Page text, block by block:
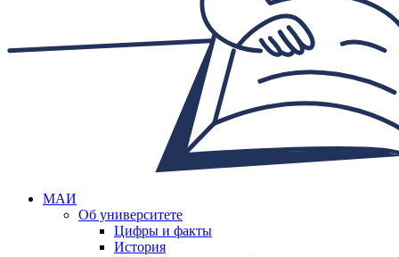
МАИ
Об университете
Цифры и факты
История